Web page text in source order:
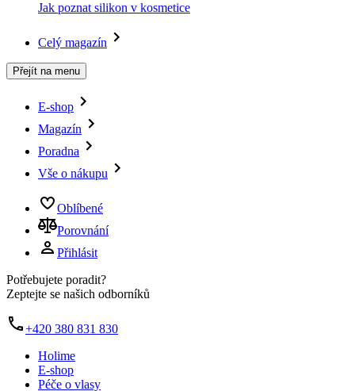
Jak poznat silikon v kosmetice
Celý magazín
Přejít na menu
E-shop
Magazín
Poradna
Vše o nákupu
Oblíbené
Porovnání
Přihlásit
Potřebujete poradit?
Zeptejte se našich odborníků
+420 380 831 830
Holime
E-shop
Péče o vlasy